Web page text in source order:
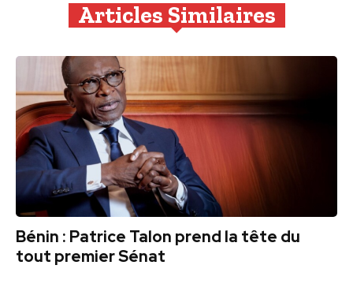
Articles Similaires
Bénin : Patrice Talon prend la tête du
tout premier Sénat